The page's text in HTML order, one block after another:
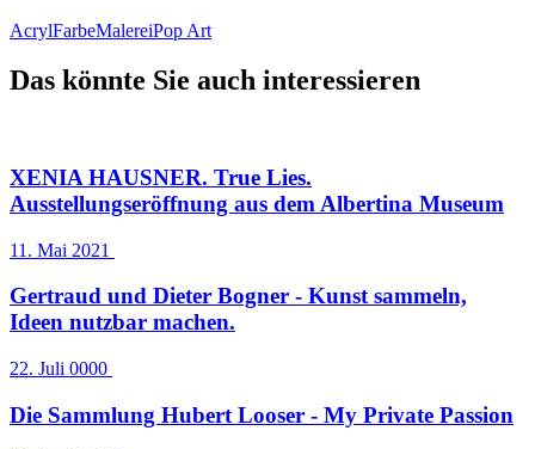
AcrylFarbeMalereiPop Art
Das könnte Sie auch interessieren
XENIA HAUSNER. True Lies.
Ausstellungseröffnung aus dem Albertina Museum
11. Mai 2021
Gertraud und Dieter Bogner - Kunst sammeln,
Ideen nutzbar machen.
22. Juli 0000
Die Sammlung Hubert Looser - My Private Passion